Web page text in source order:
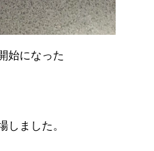
始になった
しました。